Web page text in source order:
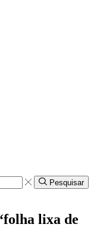
Pesquisar
lixa de